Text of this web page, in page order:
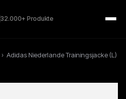
32.000+ Produkte
› Adidas Niederlande Trainingsjacke (L)